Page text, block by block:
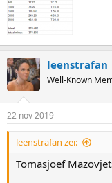
leenstrafan
Well-Known
22 nov 2019
leenstrafan zei:
Tomasjoef